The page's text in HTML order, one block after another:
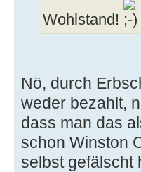
Wohlstand!
Nö, durch
weder bezahlt,
dass man das
schon Winston
selbst gefälscht